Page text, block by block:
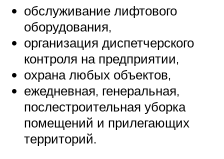
обслуживание лифтового
оборудования,
организация диспетчерского
контроля на предприятии,
охрана любых объектов,
ежедневная, генеральная,
послестроительная уборка
помещений и прилегающих
территорий.